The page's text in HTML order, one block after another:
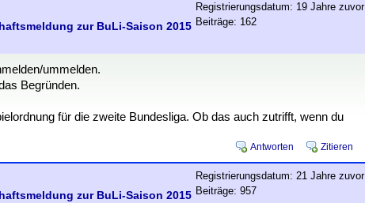
zur BuLi-Saison 2015
Registrierungsdatum: 19 Jahre zuvor
Beiträge: 162
ummelden.
Begründen.
für die zweite Bundesliga. Ob das auch zutrifft, wenn du
Antworten Zitieren
zur BuLi-Saison 2015
Registrierungsdatum: 21 Jahre zuvor
Beiträge: 957